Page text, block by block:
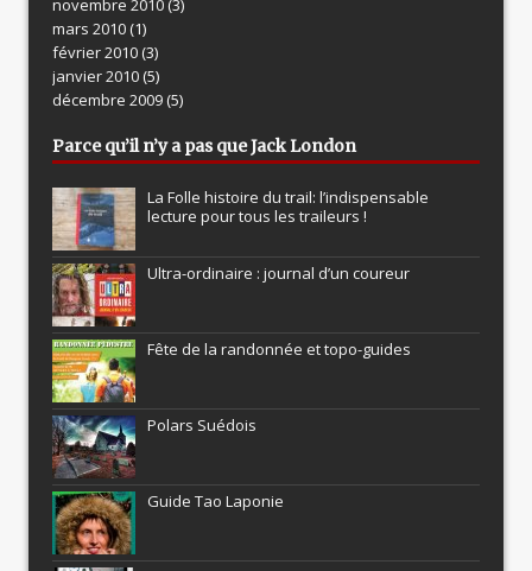
novembre 2010(3)
mars 2010(1)
février 2010(3)
janvier 2010(5)
décembre 2009(5)
Parce qu’il n’y a pas que Jack London
La Folle histoire du trail: l’indispensable
lecture pour tous les traileurs !
Ultra-ordinaire : journal d’un coureur
Fête de la randonnée et topo-guides
Polars Suédois
Guide Tao Laponie